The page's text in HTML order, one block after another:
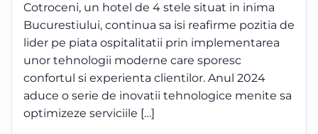
Cotroceni, un hotel de 4 stele situat in inima
Bucurestiului, continua sa isi reafirme pozitia de
lider pe piata ospitalitatii prin implementarea
unor tehnologii moderne care sporesc
confortul si experienta clientilor. Anul 2024
aduce o serie de inovatii tehnologice menite sa
optimizeze serviciile […]